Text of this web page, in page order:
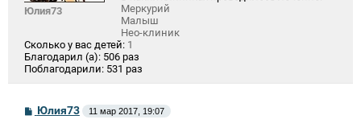
Юлия73
Меркурий
Малыш
Нео-клиник
Сколько у вас детей: 1
Благодарил (а): 506 раз
Поблагодарили: 531 раз
СЮлия73 11 мар 2017, 19:07